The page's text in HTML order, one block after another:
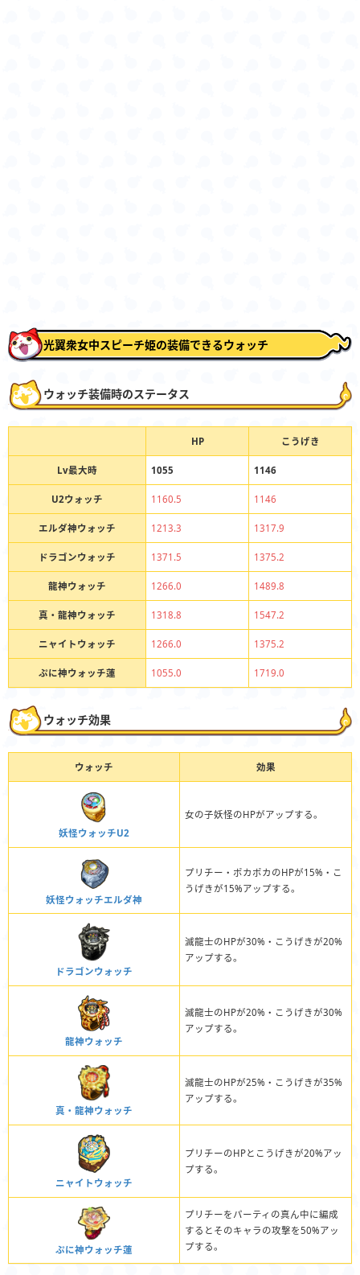
光翼衆女中スピーチ姫の装備できるウォッチ
ウォッチ装備時のステータス
HP こうげき
Lv最大時 1055 1146
U2ウォッチ 1160.5 1146
エルダ神ウォッチ 1213.3 1317.9
ドラゴンウォッチ 1371.5 1375.2
龍神ウォッチ 1266.0 1489.8
真・龍神ウォッチ 1318.8 1547.2
ニャイトウォッチ 1266.0 1375.2
ぷに神ウォッチ蓮 1055.0 1719.0
ウォッチ効果
ウォッチ 効果
妖怪ウォッチU2
女の子妖怪のHPがアップする。
妖怪ウォッチエルダ神
プリチー・ポカポカのHPが15%・こ
うげきが15%アップする。
ドラゴンウォッチ
滅龍士のHPが30%・こうげきが20%
アップする。
龍神ウォッチ
滅龍士のHPが20%・こうげきが30%
アップする。
真・龍神ウォッチ
滅龍士のHPが25%・こうげきが35%
アップする。
ニャイトウォッチ
プリチーのHPとこうげきが20%アッ
プする。
ぷに神ウォッチ蓮
プリチーをパーティの真ん中に編成
するとそのキャラの攻撃を50%アッ
プする。